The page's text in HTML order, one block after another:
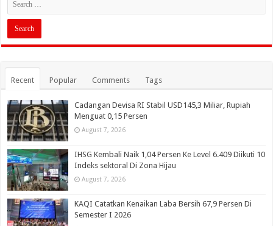
Recent Popular Comments Tags
Cadangan Devisa RI Stabil USD145,3 Miliar, Rupiah
Menguat 0,15 Persen
August 7, 2026
IHSG Kembali Naik 1,04 Persen Ke Level 6.409 Diikuti 10
Indeks sektoral Di Zona Hijau
August 7, 2026
KAQI Catatkan Kenaikan Laba Bersih 67,9 Persen Di
Semester I 2026